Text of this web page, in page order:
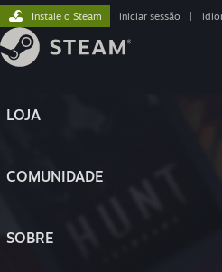
LOJA
COMUNIDADE
SOBRE
Instale o Steam iniciar sessão